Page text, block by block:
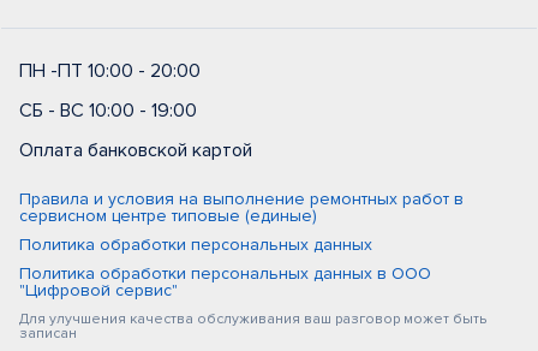
ПН -ПТ 10:00 - 20:00
СБ - ВС 10:00 - 19:00
Оплата банковской картой
Правила и условия на выполнение ремонтных работ в
сервисном центре типовые (единые)
Политика обработки персональных данных
Политика обработки персональных данных в ООО
"Цифровой сервис"
Для улучшения качества обслуживания ваш разговор может быть
записан